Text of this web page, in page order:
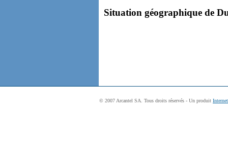
Situation géographique de
© 2007 Arcantel SA. Tous droits réservés - Un produit